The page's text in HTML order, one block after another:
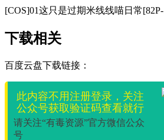
[COS]01这只是过期米线线喵日常
下载相关
百度云盘下载链接：
此内容不用注册登录，关注
公众号获取验证码查看就行
请关注“有毒资源”官方微信公众
号